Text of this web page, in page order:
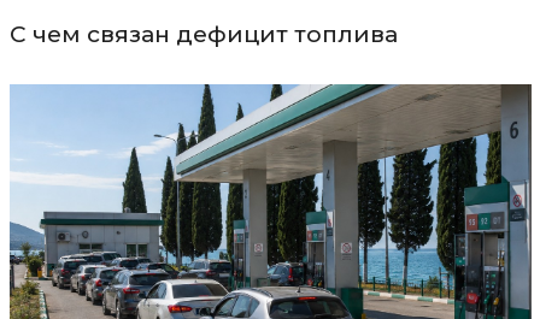
С чем связан дефицит топлива